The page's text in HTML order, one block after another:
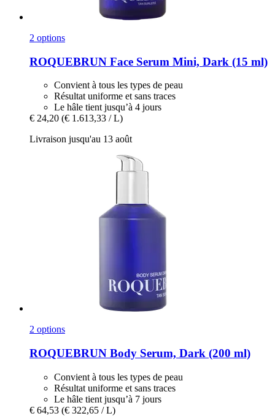
2 options
ROQUEBRUN Face Serum Mini, Dark (15 ml)
Convient à tous les types de peau
Résultat uniforme et sans traces
Le hâle tient jusqu’à 4 jours
€ 24,20 (€ 1.613,33 / L)
Livraison jusqu'au 13 août
2 options
ROQUEBRUN Body Serum, Dark (200 ml)
Convient à tous les types de peau
Résultat uniforme et sans traces
Le hâle tient jusqu’à 7 jours
€ 64,53 (€ 322,65 / L)